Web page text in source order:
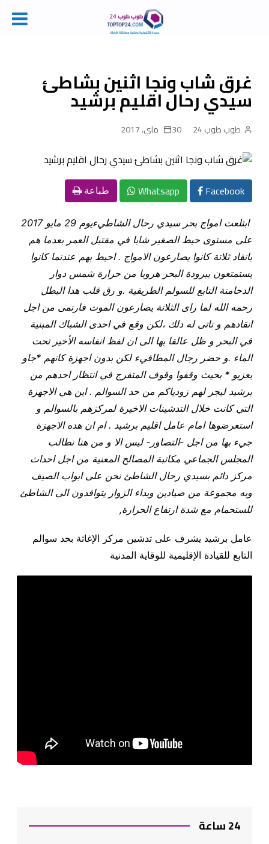
contentغرق شاب ونجا اثنين بشاطئ
سيدي رحال اقليم برشيد
طوب طوب 24 30 ماي، 2017
Facebook
Whatsapp طباعة
ابتلعت امواج بحر سيدي رحال الشاطيءيوم 29 مايو 2017
على مستوى حيط الصغير شابا في مقتبل العمر بعدما هم
بانقاد ثلاتة كانوا يصارعون الامواج . احيط بهم عندنما كانوا
يستمتعون ببرودة البحر هروبا من حرارة شمس دوار
الدحامنة التابع للسولم الطريفية .و رق قلب هدا البطل
رحمه الله لما راى الثلاتة يصارعون الموت فارتمى من اجل
انقادهم و تاتى له دلك ،لكن وقع في احدى الشباك المبنية
في البحر و ظل عالقا بها الى ان لفظ انفاسه الأخير تحت
الماء .و حضر رجال المطافيء لكن بدون اجهزة كانهم *جاو
يعزيو * بحيث وقفوا وقوف المتفرج في انتظار احدهم من
برشيد ليجر لهم زودياكم من حد السوالم . اين هي الاجهزة
التي كانت خلال التدشينات الاخيرة لمركزهم بالسوالم و
استعرضوها امام عامل اقليم برشيد . ام ان هده الاجهزة
جيء بها من اجل -التصاور- ليس الا و من هنا نطالب
المجلس الجماعي مكاتبة المصالح المعنية من اجل احداث
مركز دائم بسيدي رحال الشاطئ نحن على ابواب الصيف
وبه مجموعة من صيادين وبداء الزوار يتوافدون الى الشاطئ
للستحمام مع شدة ارتفاع الحرارة,
عامل برشيد يشرف على تدشين مركز الإغاثة بحد سوالم
التابع للقيادة الإقليمية للوقاية المدنية
24 ساعة